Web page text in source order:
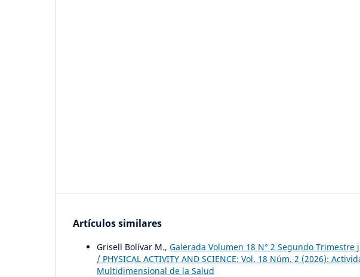
Artículos similares
Grisell Bolívar M., Galerada Volumen 18 N° 2 Segundo
/ PHYSICAL ACTIVITY AND SCIENCE: Vol. 18 Núm. 2 (2026):
Multidimensional de la Salud